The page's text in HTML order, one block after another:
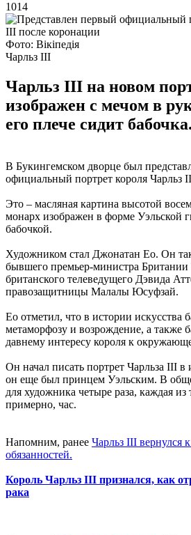
1014
Фото: Вікіпедія
Чарльз ІІІ
Чарльз III на новом
изображен с мечом в
его плече сидит бабочка.
В Букингемском дворце был
официальный портрет короля Чарльз
Это – масляная картина высотой
монарх изображен в форме Уэльской
бабочкой.
Художником стал Джонатан Ео. Он
бывшего премьер-министра Британии
британского телеведущего Дэвида
правозащитницы Малалы Юсуфзай.
Ео отметил, что в истории искусства
метаморфозу и возрождение, а также
давнему интересу короля к
Он начал писать портрет Чарльза III в
он еще был принцем Уэльским. В
для художника четыре раза, каждая из
примерно, час.
Напомним, ранее Чарльз ІІІ
обязанностей.
Король Чарльз ІІІ признался, как
рака